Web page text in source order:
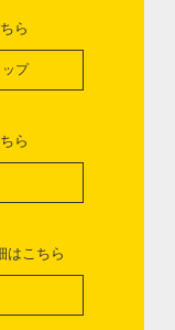
ら
ップ
ら
はこちら